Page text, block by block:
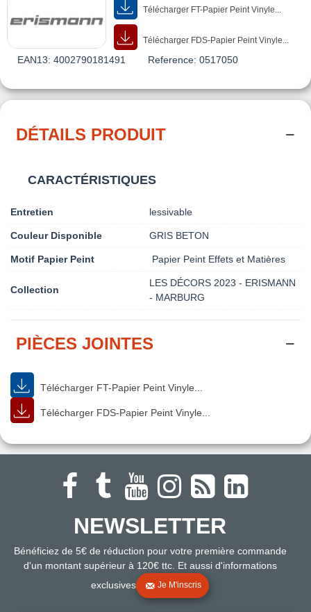
Télécharger FT-Papier Peint Vinyle...
Télécharger FDS-Papier Peint Vinyle...
EAN13: 4002790181491 Reference: 0517050
DÉTAILS PRODUIT
CARACTÉRISTIQUES
Entretien lessivable
Couleur Disponible GRIS BETON
Motif Papier Peint Papier Peint Effets et Matières
Collection
LES DÉCORS 2023 - ERISMANN
- MARBURG
PIÈCES JOINTES
Télécharger FT-Papier Peint Vinyle...
Télécharger FDS-Papier Peint Vinyle...
NEWSLETTER
Bénéficiez de 5€ de réduction pour votre première commande
d'un montant supérieur à 120€ ttc. Et aussi d'informations
exclusives
Je M'inscris